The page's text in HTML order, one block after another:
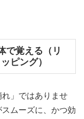
で覚える（リ
ピング）
」ではありませ
ムーズに、かつ効